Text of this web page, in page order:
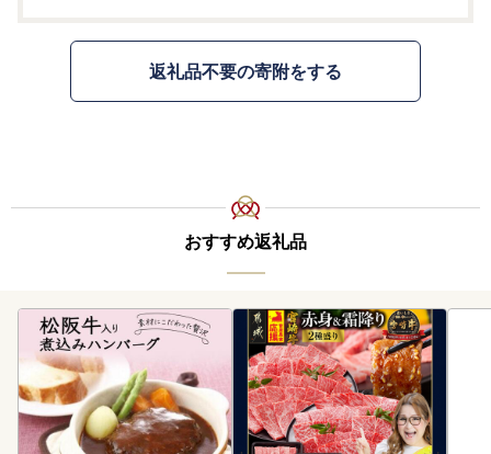
返礼品不要の寄附をする
おすすめ返礼品